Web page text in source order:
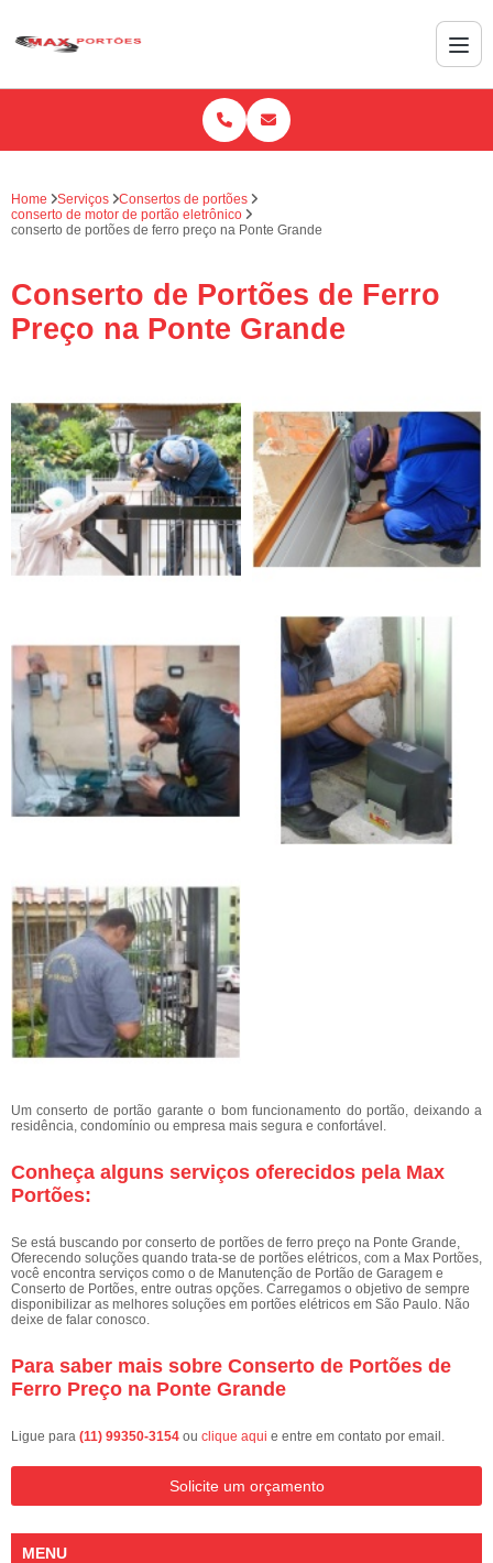
Home Serviços
Consertos de portões
conserto de motor de portão eletrônico
conserto de portões de ferro preço na Ponte Grande
Conserto de Portões de Ferro
Preço na Ponte Grande
Um conserto de portão garante o bom funcionamento do portão, deixando a
residência, condomínio ou empresa mais segura e confortável.
Conheça alguns serviços oferecidos pela Max
Portões:
Se está buscando por conserto de portões de ferro preço na Ponte Grande,
Oferecendo soluções quando trata-se de portões elétricos, com a Max Portões,
você encontra serviços como o de Manutenção de Portão de Garagem e
Conserto de Portões, entre outras opções. Carregamos o objetivo de sempre
disponibilizar as melhores soluções em portões elétricos em São Paulo. Não
deixe de falar conosco.
Para saber mais sobre Conserto de Portões de
Ferro Preço na Ponte Grande
Ligue para (11) 99350-3154 ou clique aqui e entre em contato por email.
Solicite um orçamento
MENU